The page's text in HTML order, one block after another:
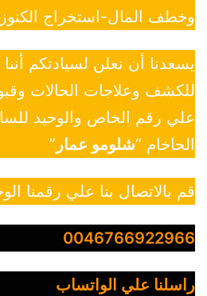
وخطف المال-استخراج الكنوز
يسعدنا أن نعلن لسيادتكم
للكشف وعلاجات الحالات
علي رقم الخاص والوحيد
الحاخام “شلومو عمار ”
قم بالاتصال بنا علي رقمنا
0046766922966
راسلنا علي الواتساب